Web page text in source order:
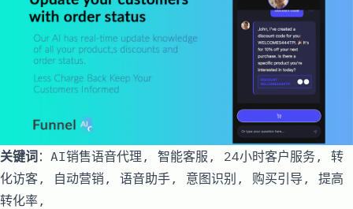
关键词：AI销售语音代理, 智能客服, 24小时客户服务, 转
化访客, 自动营销, 语音助手, 意图识别, 购买引导, 提高
转化率,